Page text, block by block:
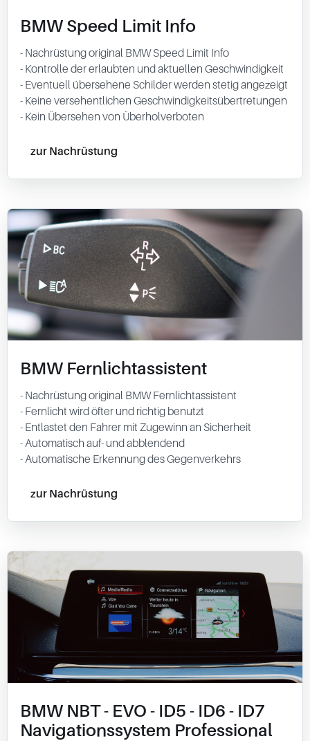
BMW Speed Limit Info
- Nachrüstung original BMW Speed Limit Info
- Kontrolle der erlaubten und aktuellen Geschwindigkeit
- Eventuell übersehene Schilder werden stetig angezeigt
- Keine versehentlichen Geschwindigkeitsübertretungen
- Kein Übersehen von Überholverboten
zur Nachrüstung
BMW Fernlichtassistent
- Nachrüstung original BMW Fernlichtassistent
- Fernlicht wird öfter und richtig benutzt
- Entlastet den Fahrer mit Zugewinn an Sicherheit
- Automatisch auf- und abblendend
- Automatische Erkennung des Gegenverkehrs
zur Nachrüstung
BMW NBT - EVO - ID5 - ID6 - ID7
Navigationssystem Professional